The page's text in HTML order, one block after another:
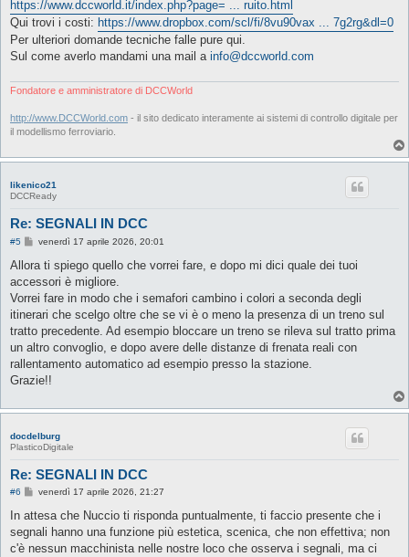
https://www.dccworld.it/index.php?page= ... ruito.html
Qui trovi i costi: https://www.dropbox.com/scl/fi/8vu90vax ... 7g2rg&dl=0
Per ulteriori domande tecniche falle pure qui.
Sul come averlo mandami una mail a info@dccworld.com
Fondatore e amministratore di DCCWorld
http://www.DCCWorld.com - il sito dedicato interamente ai sistemi di controllo digitale per
il modellismo ferroviario.
likenico21
DCCReady
Re: SEGNALI IN DCC
#5
M
s
a
g
i
o
venerdì 17 aprile 2026, 20:01
Allora ti spiego quello che vorrei fare, e dopo mi dici quale dei tuoi
accessori è migliore.
Vorrei fare in modo che i semafori cambino i colori a seconda degli
itinerari che scelgo oltre che se vi è o meno la presenza di un treno sul
tratto precedente. Ad esempio bloccare un treno se rileva sul tratto prima
un altro convoglio, e dopo avere delle distanze di frenata reali con
rallentamento automatico ad esempio presso la stazione.
Grazie!!
docdelburg
PlasticoDigitale
Re: SEGNALI IN DCC
#6
M
s
a
g
venerdì 17 aprile 2026, 21:27
In attesa che Nuccio ti risponda puntualmente, ti faccio presente che i
segnali hanno una funzione più estetica, scenica, che non effettiva; non
c'è nessun macchinista nelle nostre loco che osserva i segnali, ma ci